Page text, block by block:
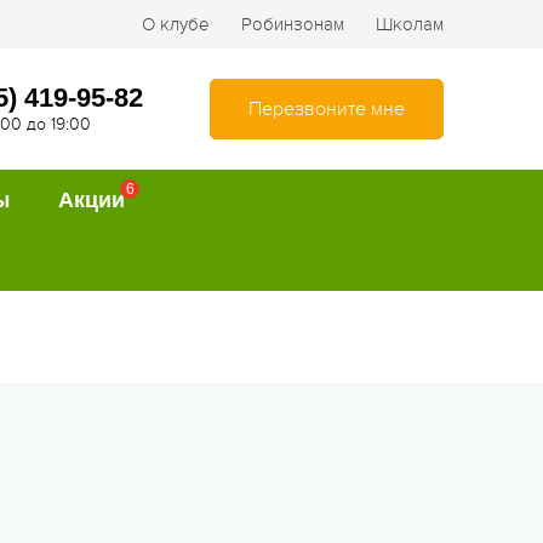
О клубе Робинзонам Школам
419-95-82
до 19:00
Перезвоните мне
Акции6